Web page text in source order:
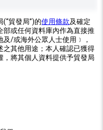
貿發局”)的使用條款及確定
或任何資料庫內作為直接推
/或海外公眾人士使用﹞，
之其他用途；本人確認已獲得
，將其個人資料提供予貿發局